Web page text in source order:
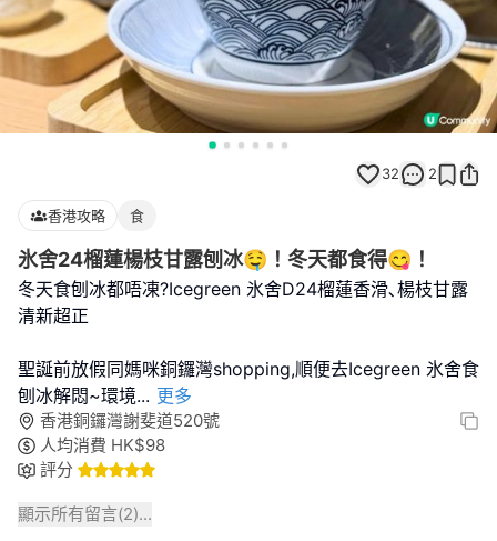
32 2
香港攻略 食
氷舍24榴蓮楊枝甘露刨冰🤤！冬天都食得😋！
冬天食刨冰都唔凍?Icegreen 氷舍D24榴蓮香滑､楊枝甘露
清新超正
聖誕前放假同媽咪銅鑼灣shopping,順便去Icegreen 氷舍食
刨冰解悶~環境... 更多
香港銅鑼灣謝斐道520號
人均消費 HK$98
評分
顯示所有留言(2)...